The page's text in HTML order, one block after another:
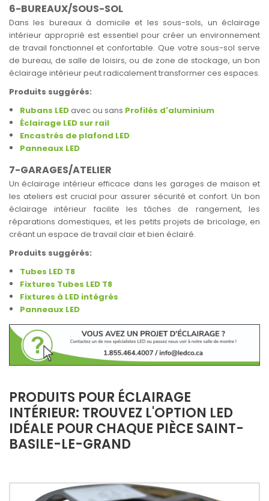
6-BUREAUX/SOUS-SOL
Dans les bureaux à domicile et les sous-sols, un éclairage
intérieur approprié est essentiel pour créer un environnement
de travail fonctionnel et confortable. Que votre sous-sol serve
de bureau, de salle de loisirs, ou de zone de stockage, un bon
éclairage intérieur peut radicalement transformer ces espaces.
Produits suggérés:
Rubans LEDavec ou sans Profilés d'aluminium
Éclairage LED sur rail
Encastrés de plafond LED
Panneaux LED
7-GARAGES/ATELIER
Un éclairage intérieur efficace dans les garages de maison et
les ateliers est crucial pour assurer sécurité et confort. Un bon
éclairage intérieur facilite les tâches de rangement, les
réparations domestiques, et les petits projets de bricolage, en
créant un espace de travail clair et bien éclairé.
Produits suggérés:
Tubes LED T8
Fixtures Tubes LED T8
Fixtures à LED intégrés
Panneaux LED
PRODUITS POUR ÉCLAIRAGE
INTÉRIEUR: TROUVEZ L'OPTION LED
IDÉALE POUR CHAQUE PIÈCE SAINT-
BASILE-LE-GRAND